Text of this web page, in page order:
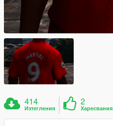
414
Изтегления
2
Харесвания